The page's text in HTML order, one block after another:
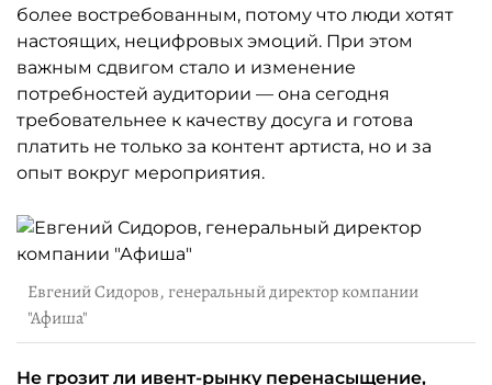
более востребованным, потому что люди хотят
настоящих, нецифровых эмоций. При этом
важным сдвигом стало и изменение
потребностей аудитории — она сегодня
требовательнее к качеству досуга и готова
платить не только за контент артиста, но и за
опыт вокруг мероприятия.
Евгений Сидоров, генеральный директор компании
"Афиша"
Не грозит ли ивент-рынку перенасыщение,